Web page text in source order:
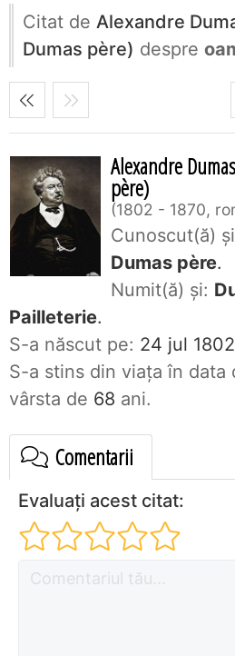
Citat de Alexandre
Dumas père) despre
Alexandre
père)
1802 - 1870,
Cunoscut(ă)
Dumas père.
Numit(ă) și:
Pailleterie.
S-a născut pe: 24 jul
S-a stins din viaţa în data
vârsta de 68 ani.
Comentarii
Evaluați acest citat: